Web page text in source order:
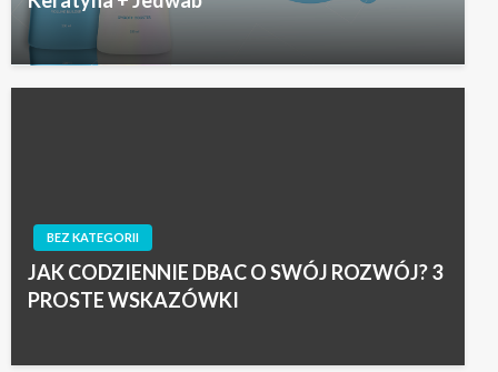
BEZ KATEGORII
JAK CODZIENNIE DBAC O SWÓJ ROZWÓJ? 3
PROSTE WSKAZÓWKI